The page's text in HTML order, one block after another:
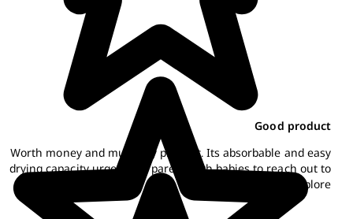
Good
Worth money and must buy product. Its absorbable and
drying capacity urge every parent with babies to reach out
the product to